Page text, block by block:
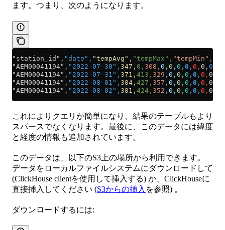
ます。つまり、次のようになります。
"station_id", "date", "tempAvg", "tempMax", "tempMin",
"AEM00041194", "2022-07-30", 347, 0, 308, 0, 0, 0, 0, 0, 0, 0
"AEM00041194", "2022-07-31", 371, 413, 329, 0, 0, 0, 0, 0, 0,
"AEM00041194", "2022-08-01", 384, 427, 357, 0, 0, 0, 0, 0, 0,
"AEM00041194", "2022-08-02", 381, 424, 352, 0, 0, 0, 0, 0, 0,
これによりクエリが簡単になり、結果のテーブルもより
スパースでなくなります。最後に、このデータには緯度
と経度の情報も追加されています。
このデータは、以下のS3上の場所から利用できます。
データをローカルファイルシステムにダウンロードして
(ClickHouse clientを使用して挿入する) か、ClickHouseに
直接挿入してください (S3からの挿入 を参照) 。
ダウンロードするには: